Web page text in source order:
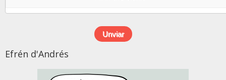
Efrén d'Andrés